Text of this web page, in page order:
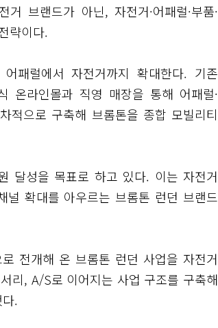
브랜드가 아닌, 자전거·어패럴·부품·
략이다.
패럴에서 자전거까지 확대한다. 기존
온라인몰과 직영 매장을 통해 어패럴·
적으로 구축해 브롬톤을 종합 모빌리티
달성을 목표로 하고 있다. 이는 자전거
널 확대를 아우르는 브롬톤 런던 브랜드
전개해 온 브롬톤 런던 사업을 자전거
리, A/S로 이어지는 사업 구조를 구축해
.